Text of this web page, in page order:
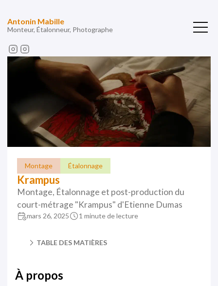
Antonin Mabille
Monteur, Étalonneur, Photographe
Montage Étalonnage
Krampus
Montage, Étalonnage et post-production du
court-métrage "Krampus" d'Etienne Dumas
mars 26, 2025 1 minute de lecture
TABLE DES MATIÈRES
À propos